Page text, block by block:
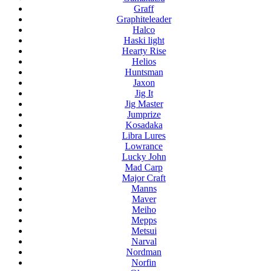
Graff
Graphiteleader
Halco
Haski light
Hearty Rise
Helios
Huntsman
Jaxon
Jig It
Jig Master
Jumprize
Kosadaka
Libra Lures
Lowrance
Lucky John
Mad Carp
Major Craft
Manns
Maver
Meiho
Mepps
Metsui
Narval
Nordman
Norfin